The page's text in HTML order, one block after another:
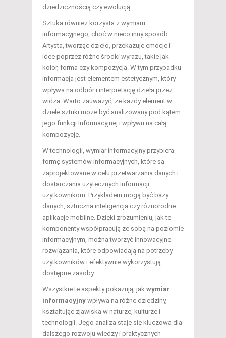
dziedzicznością czy ewolucją.
Sztuka również korzysta z wymiaru
informacyjnego, choć w nieco inny sposób.
Artysta, tworząc dzieło, przekazuje emocje i
idee poprzez różne środki wyrazu, takie jak
kolor, forma czy kompozycja. W tym przypadku
informacja jest elementem estetycznym, który
wpływa na odbiór i interpretację dzieła przez
widza. Warto zauważyć, że każdy element w
dziele sztuki może być analizowany pod kątem
jego funkcji informacyjnej i wpływu na całą
kompozycję.
W technologii, wymiar informacyjny przybiera
formę systemów informacyjnych, które są
zaprojektowane w celu przetwarzania danych i
dostarczania użytecznych informacji
użytkownikom. Przykładem mogą być bazy
danych, sztuczna inteligencja czy różnorodne
aplikacje mobilne. Dzięki zrozumieniu, jak te
komponenty współpracują ze sobą na poziomie
informacyjnym, można tworzyć innowacyjne
rozwiązania, które odpowiadają na potrzeby
użytkowników i efektywnie wykorzystują
dostępne zasoby.
Wszystkie te aspekty pokazują, jak wymiar
informacyjny wpływa na różne dziedziny,
kształtując zjawiska w naturze, kulturze i
technologii. Jego analiza staje się kluczowa dla
dalszego rozwoju wiedzy i praktycznych